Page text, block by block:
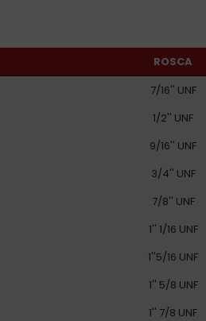
ROSCA
7/16'' UNF
1/2'' UNF
9/16'' UNF
3/4'' UNF
7/8'' UNF
1'' 1/16 UNF
1''5/16 UNF
1'' 5/8 UNF
1'' 7/8 UNF